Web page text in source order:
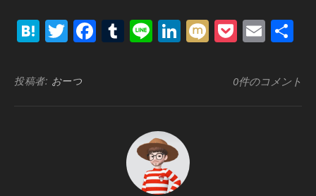
Hatena
Twitter
Facebook
Tumblr
LineLinkedIn
MixiPocket
投稿者: おーつ 0件のコメント